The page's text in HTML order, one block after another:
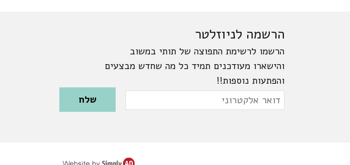
הרשמה לניוזלטר
הרשמו לרשימת התפוצה של תותי במשוב
והישארו מעודכנים תמיד כל מה שחדש מבצעים
והפתעות נוספות!!
Please leave this field empty.
דואר